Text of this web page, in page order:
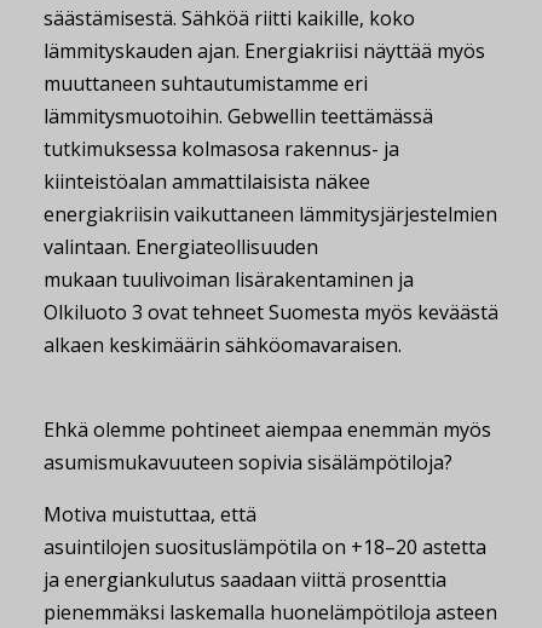
säästämisestä. Sähköä riitti kaikille, koko
lämmityskauden ajan. Energiakriisi näyttää myös
muuttaneen suhtautumistamme eri
lämmitysmuotoihin. Gebwellin teettämässä
tutkimuksessa kolmasosa rakennus- ja
kiinteistöalan ammattilaisista näkee
energiakriisin vaikuttaneen lämmitysjärjestelmien
valintaan. Energiateollisuuden
mukaan tuulivoiman lisärakentaminen ja
Olkiluoto 3 ovat tehneet Suomesta myös keväästä
alkaen keskimäärin sähköomavaraisen.
Ehkä olemme pohtineet aiempaa enemmän myös
asumismukavuuteen sopivia sisälämpötiloja?
Motiva muistuttaa, että
asuintilojen suosituslämpötila on +18–20 astetta
ja energiankulutus saadaan viittä prosenttia
pienemmäksi laskemalla huonelämpötiloja asteen